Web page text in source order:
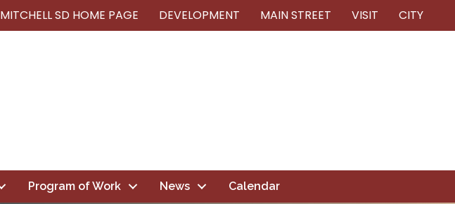
MITCHELL SD HOME PAGE DEVELOPMENT MAIN STREET VISIT CITY
Program of Work News Calendar